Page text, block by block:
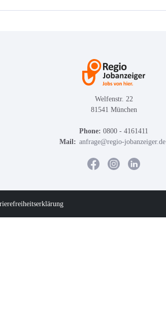
Welfenstr. 22
81541 München
Phone: 0800 - 4161411
Mail: anfrage@regio-jobanzeiger.de